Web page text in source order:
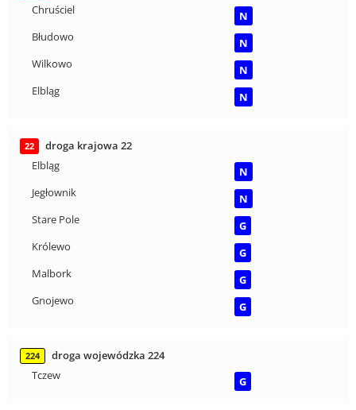
Chruściel
N
Błudowo
N
Wilkowo
N
Elbląg
N
22
droga krajowa 22
Elbląg
N
Jegłownik
N
Stare Pole
G
Królewo
G
Malbork
G
Gnojewo
G
224
droga wojewódzka 224
Tczew
G